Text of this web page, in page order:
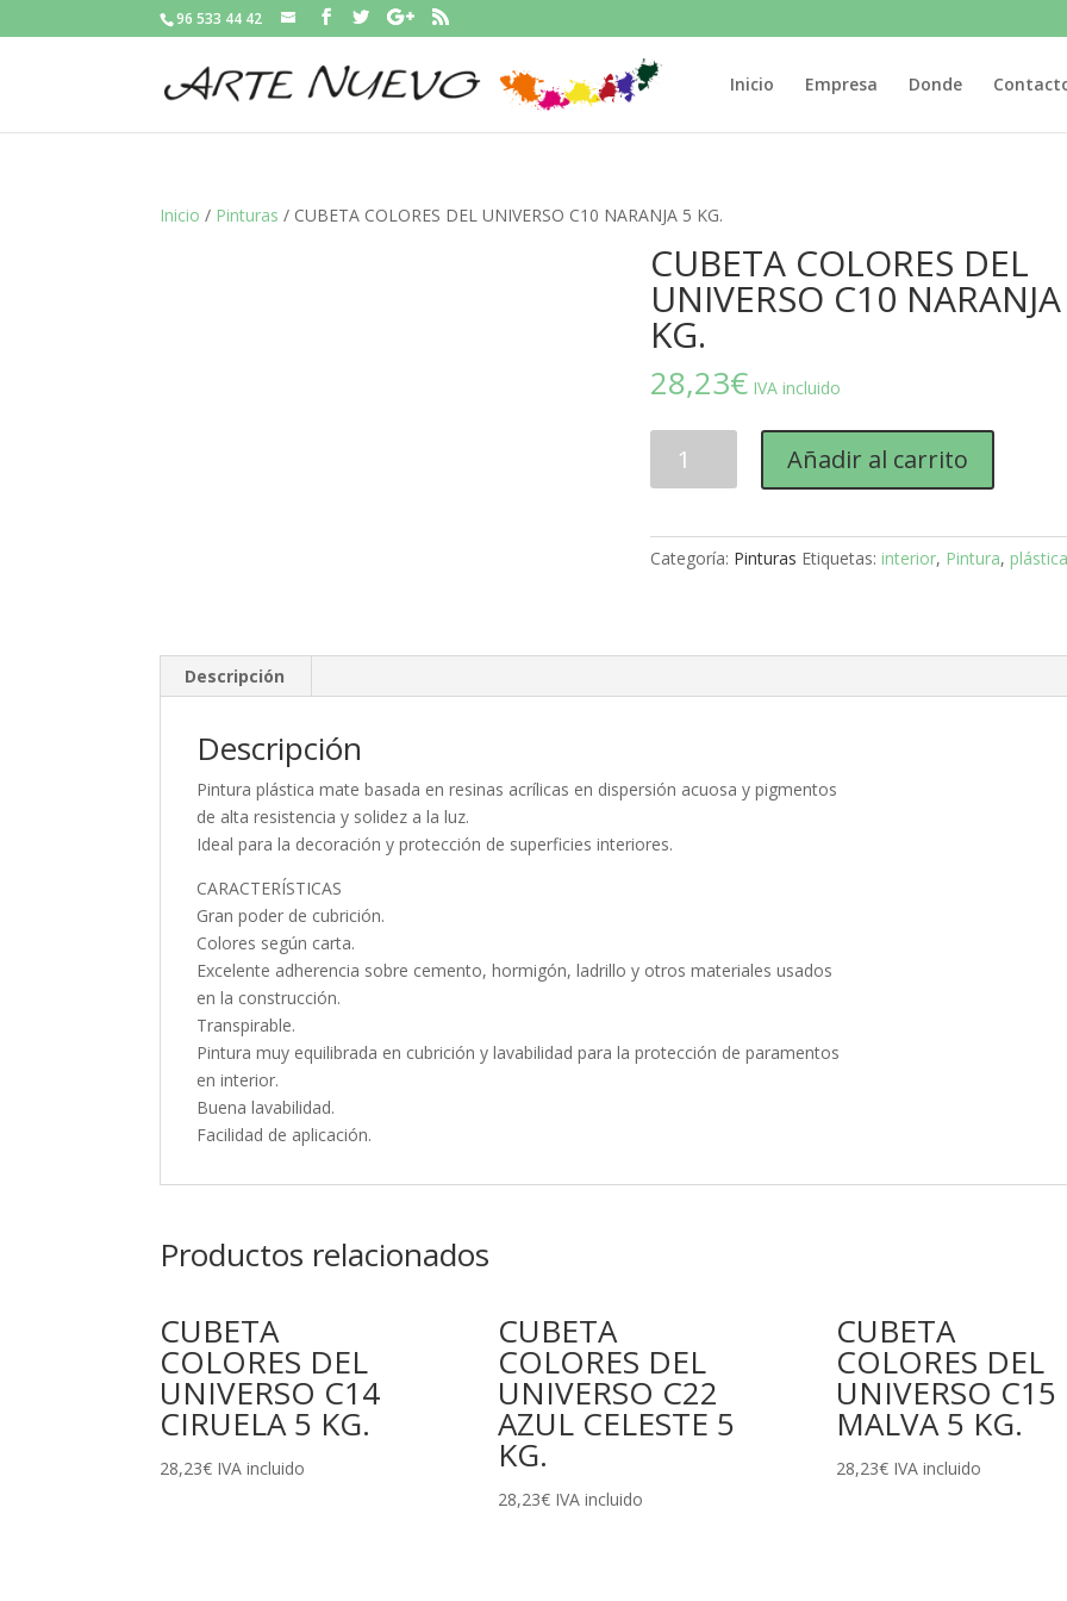
96 533 44 42
Inicio Empresa Donde
Inicio / Pinturas / CUBETA COLORES DEL UNIVERSO C10 NARANJA 5 KG.
CUBETA COLORES DEL
UNIVERSO C10
KG.
28,23€ IVA incluido
COLORES
C10
cantidad
Añadir al carrito
Categoría: Pinturas Etiquetas: interior, Pintura,
Descripción
Descripción
Pintura plástica mate basada en resinas acrílicas en dispersión acuosa y pigmentos
de alta resistencia y solidez a la luz.
Ideal para la decoración y protección de superficies interiores.
CARACTERÍSTICAS
Gran poder de cubrición.
Colores según carta.
Excelente adherencia sobre cemento, hormigón, ladrillo y otros materiales usados
en la construcción.
Transpirable.
Pintura muy equilibrada en cubrición y lavabilidad para la protección de paramentos
en interior.
Buena lavabilidad.
Facilidad de aplicación.
Productos relacionados
CUBETA
COLORES DEL
UNIVERSO C14
CIRUELA 5 KG.
28,23€ IVA incluido
CUBETA
COLORES DEL
UNIVERSO C22
AZUL CELESTE 5
KG.
28,23€ IVA incluido
CUBETA
COLORES DEL
UNIVERSO C15
MALVA 5 KG.
28,23€ IVA incluido